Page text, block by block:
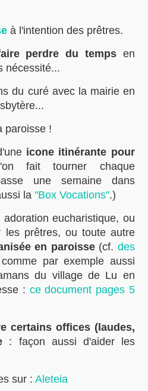
à l'intention des prêtres.
perdre du tempsen
nécessité...
du curé avec la mairie en
paroisse !
icone itinérante pour
fait tourner chaque
une semaine dans
la"Box Vocations".)
eucharistique, ou
les prêtres, ou toute autre
en paroisse(cf. des
par exemple aussi
du village de Lu en
: ce document pages 5
certains offices (laudes,
: façon aussi d'aider les
sur :Aleteia